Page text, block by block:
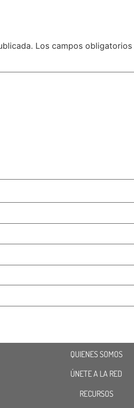
Los campos
QUIENES SOMOS
ÚNETE A LA RED
RECURSOS